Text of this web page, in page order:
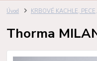
Úvod KRBOVÉ KACHLE,
Thorma